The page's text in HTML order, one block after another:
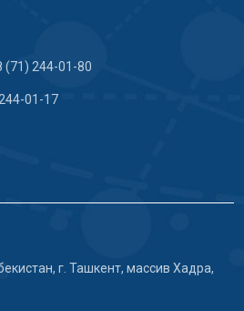
(71) 244-01-80
01-17
г. Ташкент, массив Хадра,